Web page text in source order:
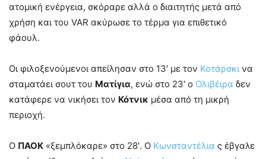
ατομική ενέργεια, σκόραρε αλλά ο διαιτητής μετά από
χρήση και του VAR ακύρωσε το τέρμα για επιθετικό
φάουλ.
Οι φιλοξενούμενοι απείλησαν στο 13′ με τον Κοτάρσκι να
σταματάει σουτ του Ματίγια, ενώ στο 23′ ο Ολιβέιρα δεν
κατάφερε να νικήσει τον Κότνικ μέσα από τη μικρή
περιοχή.
Ο ΠΑΟΚ «ξεμπλόκαρε» στο 28′. Ο Κωνσταντέλια ς έβγαλε